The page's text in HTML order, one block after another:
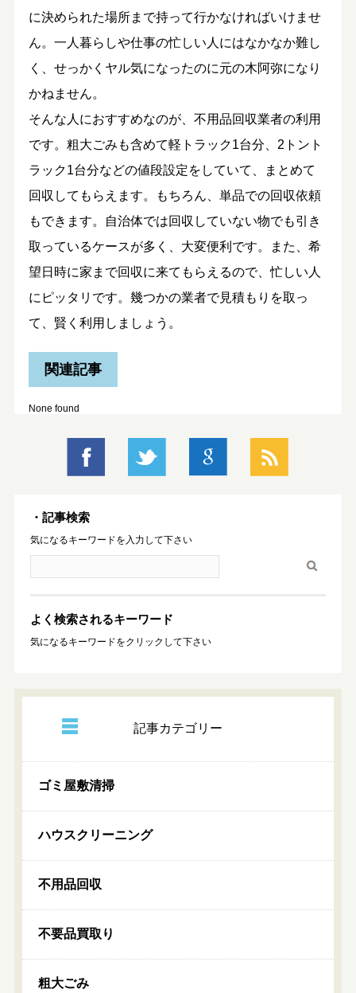
に決められた場所まで持って行かなければいけませ
ん。一人暮らしや仕事の忙しい人にはなかなか難し
く、せっかくヤル気になったのに元の木阿弥になり
かねません。
そんな人におすすめなのが、不用品回収業者の利用
です。粗大ごみも含めて軽トラック1台分、2トント
ラック1台分などの値段設定をしていて、まとめて
回収してもらえます。もちろん、単品での回収依頼
もできます。自治体では回収していない物でも引き
取っているケースが多く、大変便利です。また、希
望日時に家まで回収に来てもらえるので、忙しい人
にピッタリです。幾つかの業者で見積もりを取っ
て、賢く利用しましょう。
関連記事
None found
・記事検索
気になるキーワードを入力して下さい
よく検索されるキーワード
気になるキーワードをクリックして下さい
記事カテゴリー
ゴミ屋敷清掃
ハウスクリーニング
不用品回収
不要品買取り
粗大ごみ